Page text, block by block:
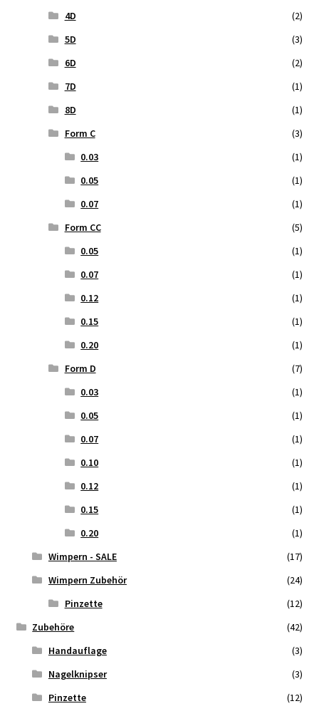
4D
(2)
5D
(3)
6D
(2)
7D
(1)
8D
(1)
Form C
(3)
0.03
(1)
0.05
(1)
0.07
(1)
Form CC
(5)
0.05
(1)
0.07
(1)
0.12
(1)
0.15
(1)
0.20
(1)
Form D
(7)
0.03
(1)
0.05
(1)
0.07
(1)
0.10
(1)
0.12
(1)
0.15
(1)
0.20
(1)
Wimpern - SALE
(17)
Wimpern Zubehör
(24)
Pinzette
(12)
Zubehöre
(42)
Handauflage
(3)
Nagelknipser
(3)
Pinzette
(12)